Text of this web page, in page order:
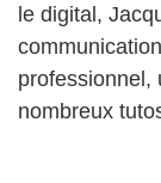
le digital,
professionnel,
nombreux